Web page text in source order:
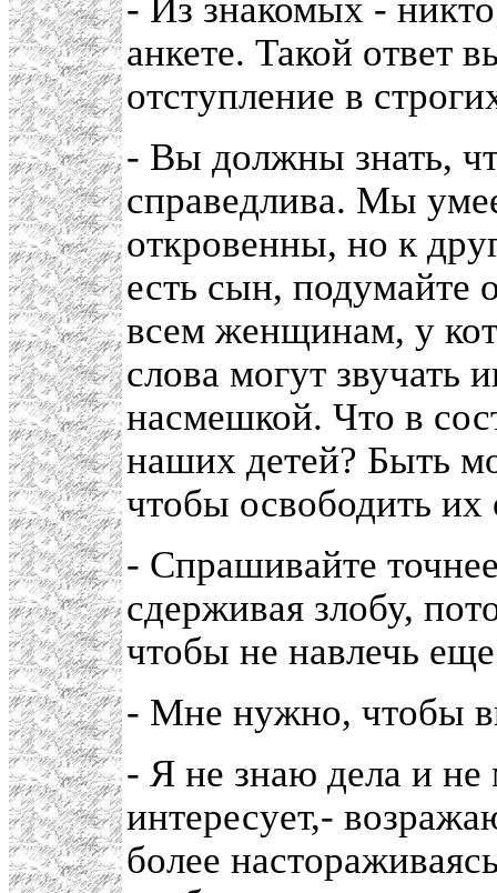
- Из знакомых -
анкете. Такой ответ
отступление в
- Вы должны знать,
справедлива. Мы
откровенны, но к
есть сын, подумайте
всем женщинам, у
слова могут звучать
насмешкой. Что в
наших детей? Быть
чтобы освободить
- Спрашивайте
сдерживая злобу,
чтобы не навлечь
- Мне нужно, чтобы
- Я не знаю дела и не
интересует,-
более